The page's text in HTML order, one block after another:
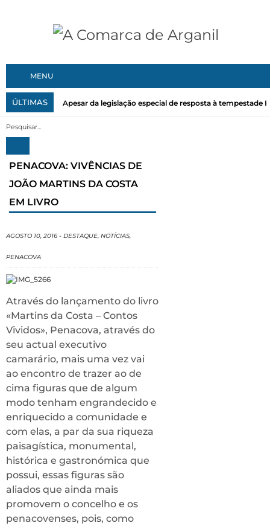
MENU
ÚLTIMAS Apesar da legislação especial de resposta à tempestade
PENACOVA: VIVÊNCIAS DE
JOÃO MARTINS DA COSTA
EM LIVRO
AGOSTO 10, 2016 - DESTAQUE, NOTÍCIAS,
PENACOVA
Através do lançamento do livro
«Martins da Costa – Contos
Vividos», Penacova, através do
seu actual executivo
camarário, mais uma vez vai
ao encontro de trazer ao de
cima figuras que de algum
modo tenham engrandecido e
enriquecido a comunidade e
com elas, a par da sua riqueza
paisagística, monumental,
histórica e gastronómica que
possui, essas figuras são
aliados que ainda mais
promovem o concelho e os
penacovenses, pois, como